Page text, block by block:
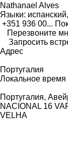
Nathanael Alves
Языки:
+351 936 00...
Перезвоните
Запросить
Адрес
Португалия
Локальное
Португалия,
NACIONAL 16
VELHA